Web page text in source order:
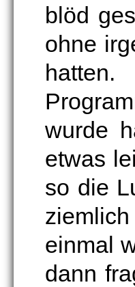
blöd
ohne
wurde
etwas
so die
einmal
dann